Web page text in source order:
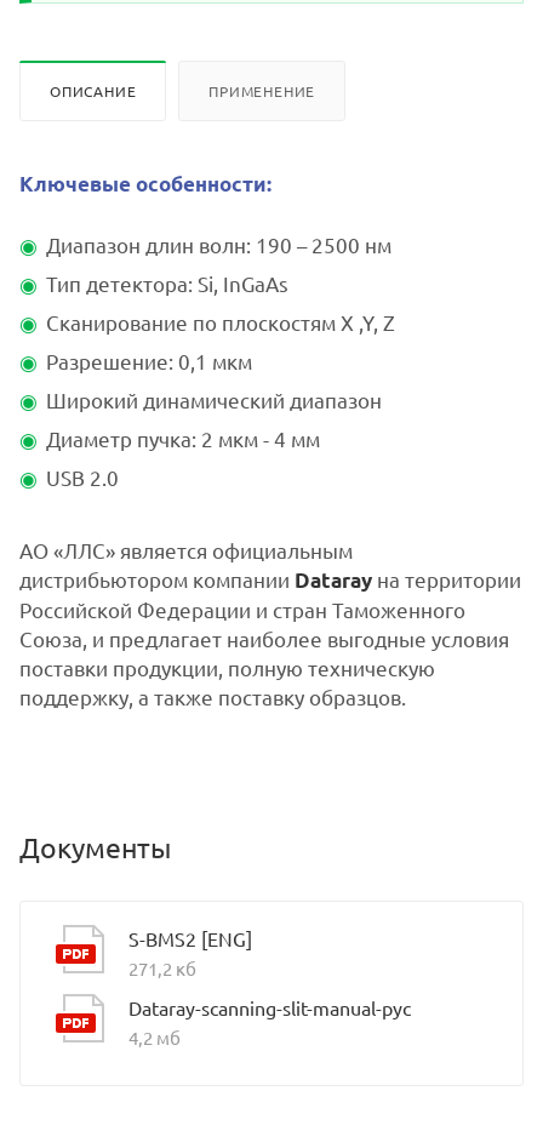
ОПИСАНИЕ ПРИМЕНЕНИЕ
Ключевые особенности:
Диапазон длин волн: 190 – 2500 нм
Тип детектора: Si, InGaAs
Сканирование по плоскостям X ,Y, Z
Разрешение: 0,1 мкм
Широкий динамический диапазон
Диаметр пучка: 2 мкм - 4 мм
USB 2.0
АО «ЛЛС» является официальным
дистрибьютором компании Dataray на территории
Российской Федерации и стран Таможенного
Союза, и предлагает наиболее выгодные условия
поставки продукции, полную техническую
поддержку, а также поставку образцов.
Документы
S-BMS2 [ENG]
271,2 кб
Dataray-scanning-slit-manual-рус
4,2 мб